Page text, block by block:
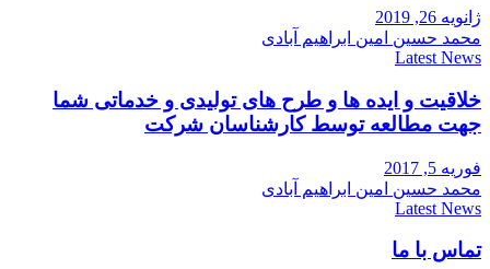
ژانویه 26, 2019
محمد حسین امین ابراهیم آبادی
Latest News
خلاقیت و ایده ها و طرح های تولیدی و خدماتی شما
جهت مطالعه توسط کارشناسان شرکت
فوریه 5, 2017
محمد حسین امین ابراهیم آبادی
Latest News
تماس با ما